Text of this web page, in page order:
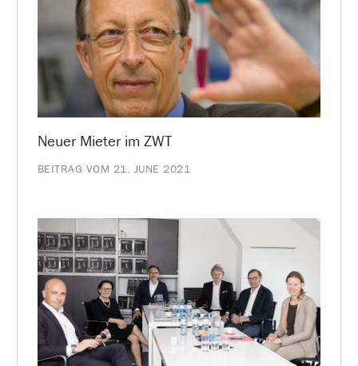
Neuer Mieter im ZWT
BEITRAG VOM 21. JUNE 2021